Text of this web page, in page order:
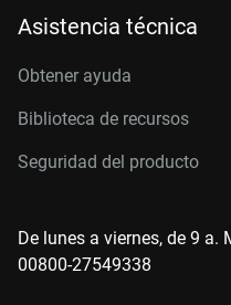
Asistencia técnica
Obtener ayuda
Biblioteca de recursos
Seguridad del producto
De lunes a viernes, de 9 a.
00800-27549338